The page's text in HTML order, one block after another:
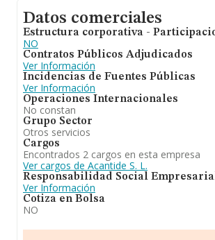
Datos comerciales
Estructura corporativa -
NO
Contratos Públicos Adjudicados
Ver Información
Incidencias de Fuentes Públicas
Ver Información
Operaciones Internacionales
No constan
Grupo Sector
Otros servicios
Cargos
Encontrados 2 cargos en esta empresa
Ver cargos de Acantide S. L.
Responsabilidad Social
Ver Información
Cotiza en Bolsa
NO